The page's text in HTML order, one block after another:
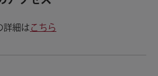
詳細はこちら